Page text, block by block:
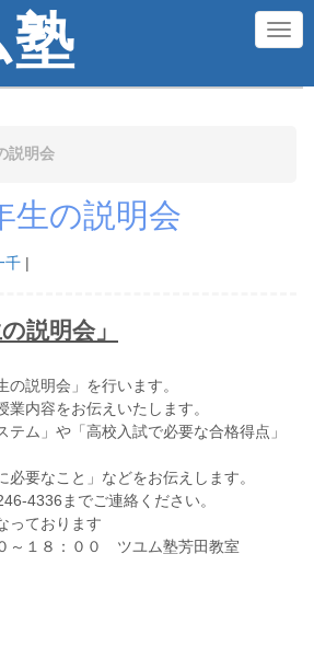
塾 N
説明会
生の説明会
千
説明会」
の説明会」を行います。
業内容をお伝えいたします。
テム」や「高校入試で必要な合格得点」
必要なこと」などをお伝えします。
4336までご連絡ください。
っております
～１８：００ ツユム塾芳田教室